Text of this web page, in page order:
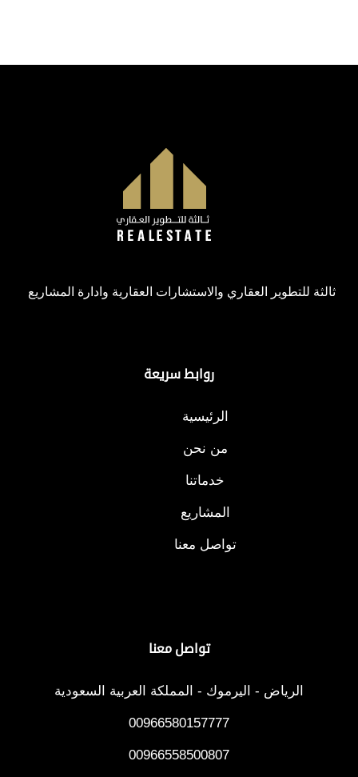
ثالثة للتطوير العقاري والاستشارات العقارية وادارة المشاريع
روابط سريعة
الرئيسية
من نحن
خدماتنا
المشاريع
تواصل معنا
تواصل معنا
الرياض - اليرموك - المملكة العربية السعودية
00966580157777
00966558500807